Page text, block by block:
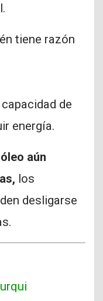
tiene razón
de
energía.
aún
los
desligarse